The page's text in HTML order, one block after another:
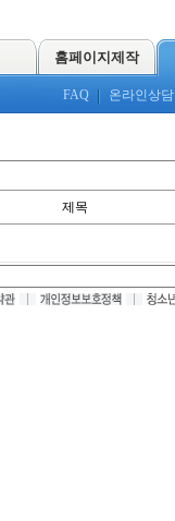
홈페이지제작
FAQ 온라인상담
제목